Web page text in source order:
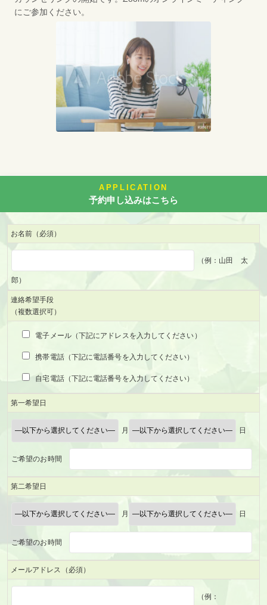
にご参加ください。
APPLICATION
予約申し込みはこちら
お名前 （必須）
（例：山田 太
郎）
連絡希望手段
（複数選択可）
電子メール（下記にアドレスを入力してください）
携帯電話（下記に電話番号を入力してください）
自宅電話（下記に電話番号を入力してください）
第一希望日
月 日
ご希望のお時間
第二希望日
月 日
ご希望のお時間
メールアドレス （必須）
（例：